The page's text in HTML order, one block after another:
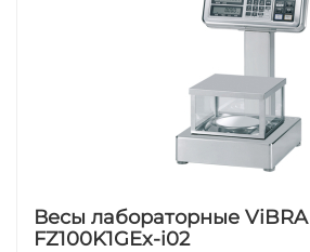
Весы лабораторные ViBRA
FZ100K1GEx-i02